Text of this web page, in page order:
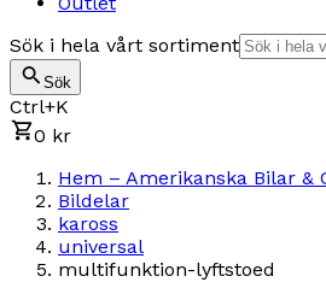
Sök i hela vårt sortiment
Sök
Ctrl+K
0 kr
Hem – Amerikanska Bilar &
Bildelar
kaross
universal
multifunktion-lyftstoed